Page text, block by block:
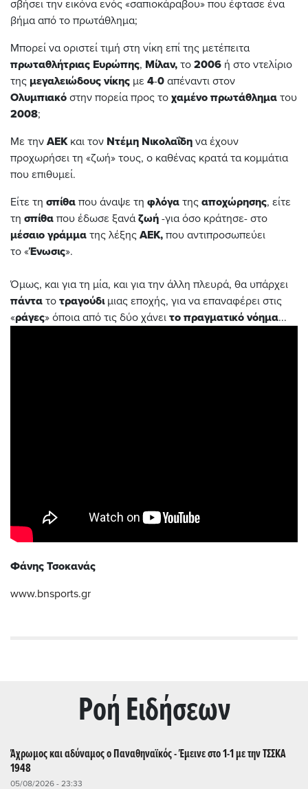
σβήσει την εικόνα ενός «σαπιοκάραβου» που έφτασε ένα
βήμα από το πρωτάθλημα;
Μπορεί να οριστεί τιμή στη νίκη επί της μετέπειτα
πρωταθλήτριας Ευρώπης, Μίλαν, το 2006 ή στο ντελίριο
της μεγαλειώδους νίκης με 4-0 απέναντι στον
Ολυμπιακό στην πορεία προς το χαμένο πρωτάθλημα του
2008;
Με την ΑΕΚκαι τον Ντέμη Νικολαΐδη να έχουν
προχωρήσει τη «ζωή» τους, ο καθένας κρατά τα κομμάτια
που επιθυμεί.
Είτε τη σπίθα που άναψε τη φλόγα της αποχώρησης, είτε
τη σπίθα που έδωσε ξανά ζωή -για όσο κράτησε- στο
μέσαιο γράμμα της λέξης ΑΕΚ, που αντιπροσωπεύει
το «Ένωσις».
Όμως, και για τη μία, και για την άλλη πλευρά, θα υπάρχει
πάντα το τραγούδιμιας εποχής, για να επαναφέρει στις
«ράγες» όποια από τις δύο χάνει το πραγματικό νόημα...
Φάνης Τσοκανάς
www.bnsports.gr
Ρoή Ειδήσεων
Άχρωμος και αδύναμος ο Παναθηναϊκός - Έμεινε στο 1-1 με την ΤΣΣΚΑ
1948
05/08/2026 - 23:33